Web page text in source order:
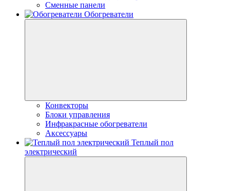
Сменные панели
Обогреватели
Конвекторы
Блоки управления
Инфракрасные обогреватели
Аксессуары
Теплый пол
электрический